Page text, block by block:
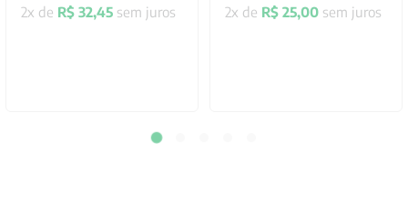
2x de R$ 32,45 sem juros 2x de R$ 25,00 sem juros